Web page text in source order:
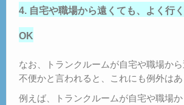
4. 自宅や職場から遠くても、よく行
OK
なお、トランクルームが自宅や職場か
不便かと言われると、これにも例外はあ
例えば、トランクルームが自宅や職場